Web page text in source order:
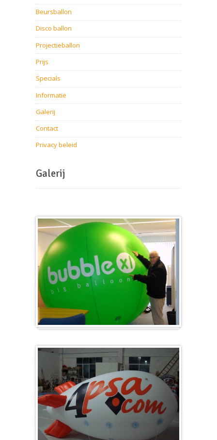
Beursballon
Disco ballon
Projectieballon
Prijs
Specials
Informatie
Galerij
Contact
Privacy beleid
Galerij